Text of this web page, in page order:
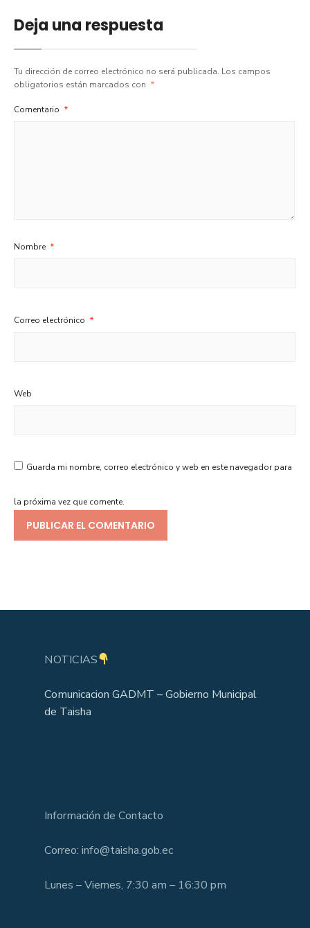
Deja una respuesta
Tu dirección de correo electrónico no será publicada. Los campos
obligatorios están marcados con *
Comentario *
Nombre *
Correo electrónico *
Web
Guarda mi nombre, correo electrónico y web en este navegador para
la próxima vez que comente.
NOTICIAS
Comunicacion GADMT – Gobierno Municipal
de Taisha
Información de Contacto
Correo: info@taisha.gob.ec
Lunes – Viernes, 7:30 am – 16:30 pm